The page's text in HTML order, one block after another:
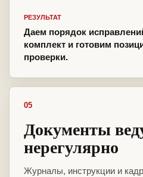
РЕЗУЛЬТАТ
Даем порядок
комплект и готовим
проверки.
05
Документы
нерегулярно
Журналы, инструкции и